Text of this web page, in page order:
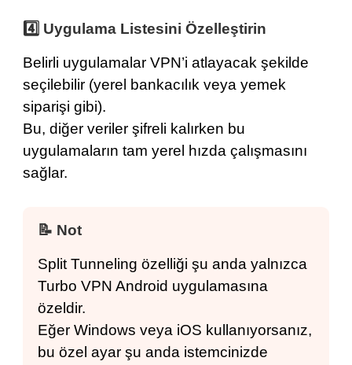
4️⃣ Uygulama Listesini Özelleştirin
Belirli uygulamalar VPN’i atlayacak şekilde
seçilebilir (yerel bankacılık veya yemek
siparişi gibi).
Bu, diğer veriler şifreli kalırken bu
uygulamaların tam yerel hızda çalışmasını
sağlar.
📝 Not
Split Tunneling özelliği şu anda yalnızca
Turbo VPN Android uygulamasına
özeldir.
Eğer Windows veya iOS kullanıyorsanız,
bu özel ayar şu anda istemcinizde